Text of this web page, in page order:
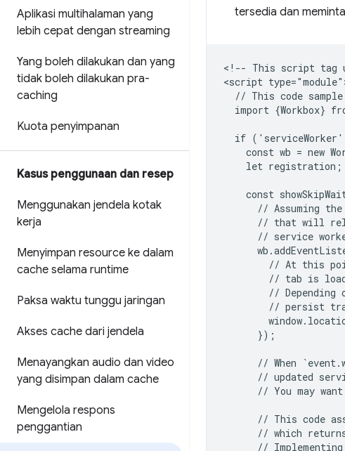
Aplikasi multihalaman yang
lebih cepat dengan streaming
Yang boleh dilakukan dan yang
tidak boleh dilakukan pra-
caching
Kuota penyimpanan
Kasus penggunaan dan resep
Menggunakan jendela kotak
kerja
Menyimpan resource ke dalam
cache selama runtime
Paksa waktu tunggu jaringan
Akses cache dari jendela
Menayangkan audio dan video
yang disimpan dalam cache
Mengelola respons
penggantian
tersedia dan
<!-- This script tag
<script
// This code
import {Workbox}
if
const wb = new
    let registration;
const
// Assuming
// that will
// service
// At this
// tab is
// Depending
// persist
      });
// When
// updated
// You may
// This code
// which
//